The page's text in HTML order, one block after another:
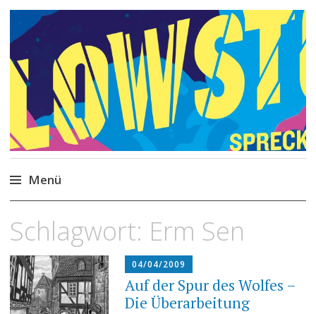
Philipp Spreckels
Stories, Skripte, Comics
Menü
Inhalt
Schlagwort: Erm Sen
04/04/2009
Auf der Spur des Wolfes –
Die Überarbeitung